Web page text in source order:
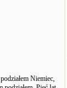
Niemiec,